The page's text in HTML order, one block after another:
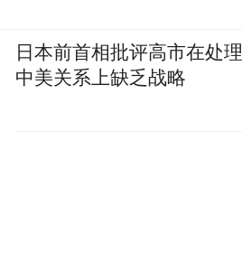
日本前首相批评高市在处理
中美关系上缺乏战略